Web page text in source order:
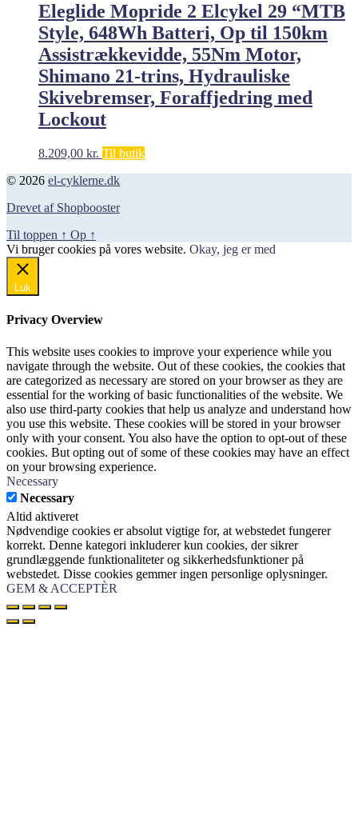
Eleglide Mopride 2 Elcykel 29 “MTB
Style, 648Wh Batteri, Op til 150km
Assistrækkevidde, 55Nm Motor,
Shimano 21-trins, Hydrauliske
Skivebremser, Foraffjedring med
Lockout
8.209,00 kr. Til butik
© 2026 el-cyklerne.dk
Drevet af Shopbooster
Til toppen ↑ Op ↑
Vi bruger cookies på vores website. Okay, jeg er med
Luk
Privacy Overview
This website uses cookies to improve your experience while you
navigate through the website. Out of these cookies, the cookies that
are categorized as necessary are stored on your browser as they are
essential for the working of basic functionalities of the website. We
also use third-party cookies that help us analyze and understand how
you use this website. These cookies will be stored in your browser
only with your consent. You also have the option to opt-out of these
cookies. But opting out of some of these cookies may have an effect
on your browsing experience.
Necessary
Necessary
Altid aktiveret
Nødvendige cookies er absolut vigtige for, at webstedet fungerer
korrekt. Denne kategori inkluderer kun cookies, der sikrer
grundlæggende funktionaliteter og sikkerhedsfunktioner på
webstedet. Disse cookies gemmer ingen personlige oplysninger.
GEM & ACCEPTÈR